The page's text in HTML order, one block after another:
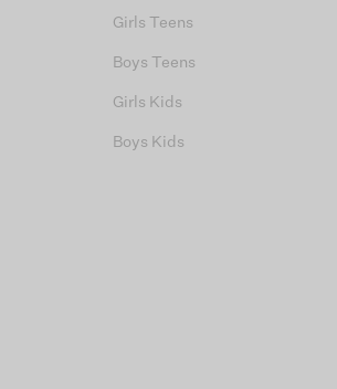
Girls Teens
Boys Teens
Girls Kids
Boys Kids